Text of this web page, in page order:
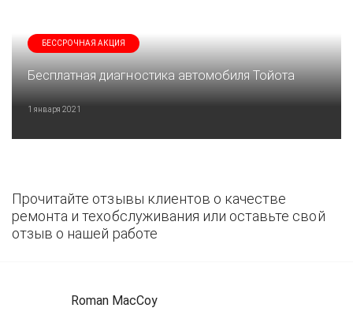
БЕССРОЧНАЯ АКЦИЯ
Бесплатная диагностика автомобиля Тойота
1 января 2021
Прочитайте отзывы клиентов о качестве
ремонта и техобслуживания или оставьте свой
отзыв о нашей работе
Roman MacCoy